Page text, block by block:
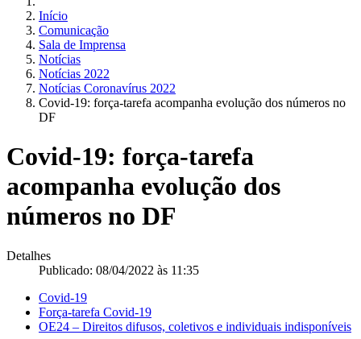
Início
Comunicação
Sala de Imprensa
Notícias
Notícias 2022
Notícias Coronavírus 2022
Covid-19: força-tarefa acompanha evolução dos números no
DF
Covid-19: força-tarefa
acompanha evolução dos
números no DF
Detalhes
Publicado: 08/04/2022 às 11:35
Covid-19
Força-tarefa Covid-19
OE24 – Direitos difusos, coletivos e individuais indisponíveis